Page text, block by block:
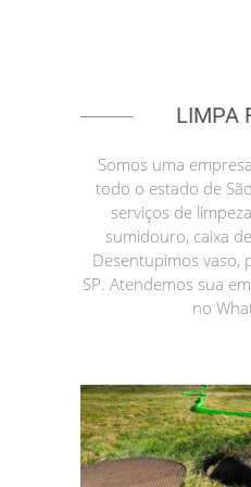
LIMPA
Somos uma
todo o estado de
serviços de
sumidouro, caixa
Desentupimos vaso,
SP. Atendemos sua
no